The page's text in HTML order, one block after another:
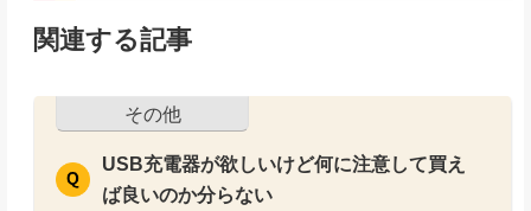
関連する記事
その他
USB充電器が欲しいけど何に注意して買え
ば良いのか分らない